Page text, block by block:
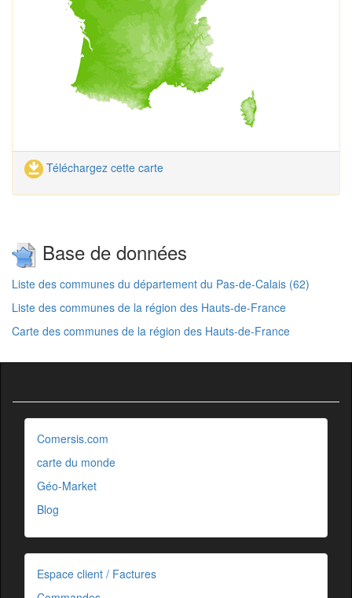
Téléchargez cette carte
Base de données
Liste des communes du département du Pas-de-Calais (62)
Liste des communes de la région des Hauts-de-France
Carte des communes de la région des Hauts-de-France
Comersis.com
carte du monde
Géo-Market
Blog
Espace client / Factures